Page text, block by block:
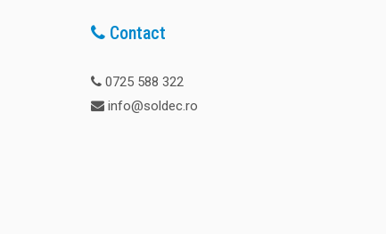
Contact
0725 588 322
info@soldec.ro